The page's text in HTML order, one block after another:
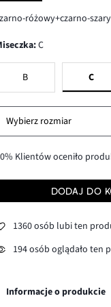
różowy+czarno-
Miseczka:C
B C
Wybierz rozmiar
Klientów oceniło
DODAJ DO
1360 osób lubi ten
194 osób oglądało ten
Informacje o produkcie